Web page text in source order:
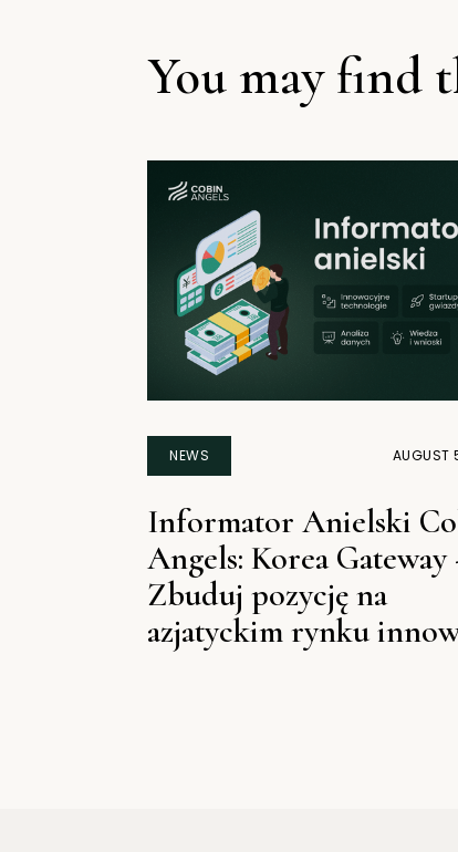
NEWS AUGUST
Informator Anielski
Angels: Korea Gateway
Zbuduj pozycję na
azjatyckim rynku
You may find